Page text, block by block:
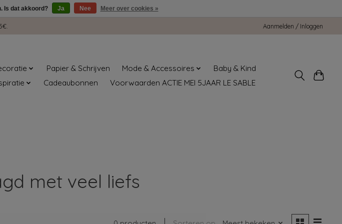
Aanmelden / Inloggen
Papier & Schrijven Mode & Accessoires
Baby & Kind
Cadeaubonnen Voorwaarden ACTIE MEI 5JAAR LE SABLE
met veel liefs
Is dat akkoord? Ja Nee Meer over cookies »